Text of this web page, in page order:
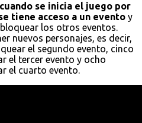
cuando se inicia el juego por
tiene acceso a un evento y
los otros eventos.
nuevos personajes, es decir,
el segundo evento, cinco
el tercer evento y ocho
el cuarto evento.